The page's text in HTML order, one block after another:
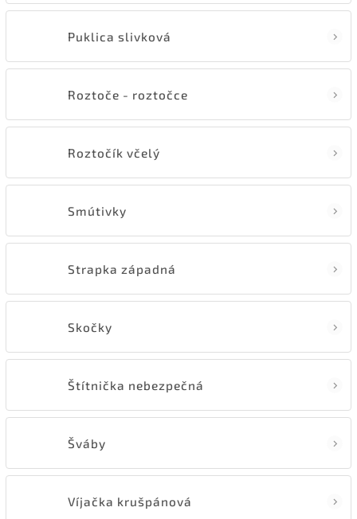
Puklica slivková
Roztoče - roztočce
Roztočík včelý
Smútivky
Strapka západná
Skočky
Štítnička nebezpečná
Šváby
Víjačka krušpánová